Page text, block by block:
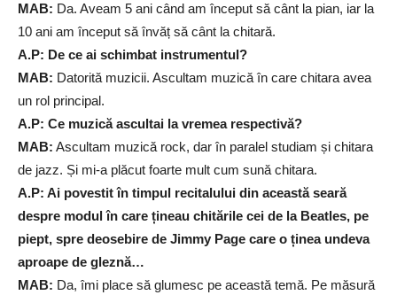
MAB: Da. Aveam 5 ani când am început să cânt la pian, iar la
10 ani am început să învăț să cânt la chitară.
A.P: De ce ai schimbat instrumentul?
MAB: Datorită muzicii. Ascultam muzică în care chitara avea
un rol principal.
A.P: Ce muzică ascultai la vremea respectivă?
MAB: Ascultam muzică rock, dar în paralel studiam și chitara
de jazz. Și mi-a plăcut foarte mult cum sună chitara.
A.P: Ai povestit în timpul recitalului din această seară
despre modul în care țineau chitările cei de la Beatles, pe
piept, spre deosebire de Jimmy Page care o ținea undeva
aproape de gleznă…
MAB: Da, îmi place să glumesc pe această temă. Pe măsură